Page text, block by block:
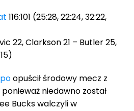
116:101 (25:28, 22:24, 32:22,
22, Clarkson 21 – Butler 25,
opuścił środowy mecz z
niedawno został
Bucks walczyli w